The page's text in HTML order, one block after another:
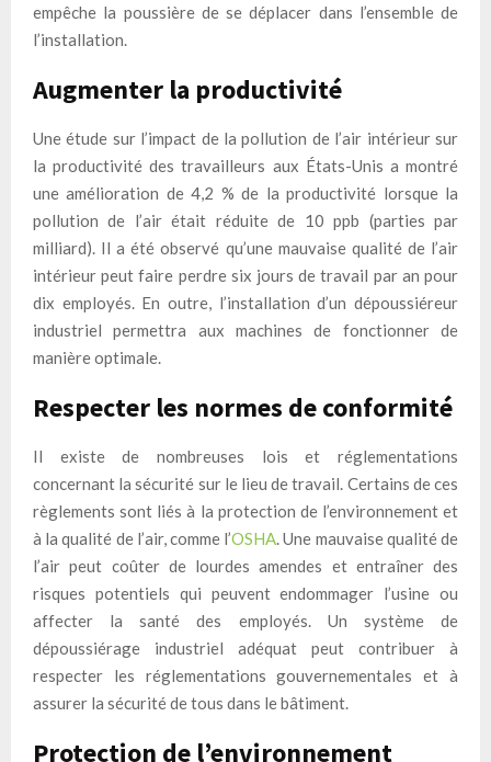
empêche la poussière de se déplacer dans l’ensemble de
l’installation.
Augmenter la productivité
Une étude sur l’impact de la pollution de l’air intérieur sur
la productivité des travailleurs aux États-Unis a montré
une amélioration de 4,2 % de la productivité lorsque la
pollution de l’air était réduite de 10 ppb (parties par
milliard). Il a été observé qu’une mauvaise qualité de l’air
intérieur peut faire perdre six jours de travail par an pour
dix employés. En outre, l’installation d’un dépoussiéreur
industriel permettra aux machines de fonctionner de
manière optimale.
Respecter les normes de conformité
Il existe de nombreuses lois et réglementations
concernant la sécurité sur le lieu de travail. Certains de ces
règlements sont liés à la protection de l’environnement et
à la qualité de l’air, comme l’OSHA . Une mauvaise qualité de
l’air peut coûter de lourdes amendes et entraîner des
risques potentiels qui peuvent endommager l’usine ou
affecter la santé des employés. Un système de
dépoussiérage industriel adéquat peut contribuer à
respecter les réglementations gouvernementales et à
assurer la sécurité de tous dans le bâtiment.
Protection de l’environnement